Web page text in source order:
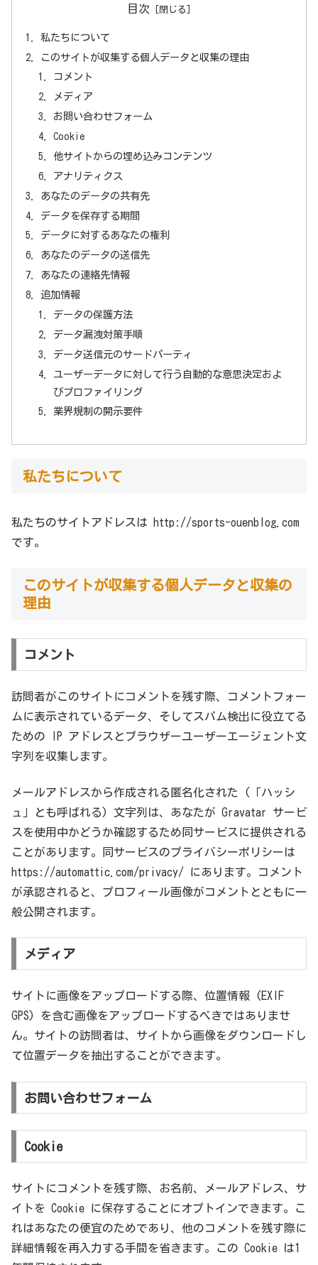
目次
私たちについて
このサイトが収集する個人データと収集の理由
コメント
メディア
お問い合わせフォーム
Cookie
他サイトからの埋め込みコンテンツ
アナリティクス
あなたのデータの共有先
データを保存する期間
データに対するあなたの権利
あなたのデータの送信先
あなたの連絡先情報
追加情報
データの保護方法
データ漏洩対策手順
データ送信元のサードパーティ
ユーザーデータに対して行う自動的な意思決定およ
びプロファイリング
業界規制の開示要件
私たちについて
私たちのサイトアドレスは http://sports-ouenblog.com
です。
このサイトが収集する個人データと収集の
理由
コメント
訪問者がこのサイトにコメントを残す際、コメントフォー
ムに表示されているデータ、そしてスパム検出に役立てる
ための IP アドレスとブラウザーユーザーエージェント文
字列を収集します。
メールアドレスから作成される匿名化された (「ハッシ
ュ」とも呼ばれる) 文字列は、あなたが Gravatar サービ
スを使用中かどうか確認するため同サービスに提供される
ことがあります。同サービスのプライバシーポリシーは
https://automattic.com/privacy/ にあります。コメント
が承認されると、プロフィール画像がコメントとともに一
般公開されます。
メディア
サイトに画像をアップロードする際、位置情報 (EXIF
GPS) を含む画像をアップロードするべきではありませ
ん。サイトの訪問者は、サイトから画像をダウンロードし
て位置データを抽出することができます。
お問い合わせフォーム
Cookie
サイトにコメントを残す際、お名前、メールアドレス、サ
イトを Cookie に保存することにオプトインできます。こ
れはあなたの便宜のためであり、他のコメントを残す際に
詳細情報を再入力する手間を省きます。この Cookie は1